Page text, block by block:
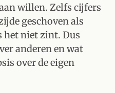
willen. Zelfs cijfers
geschoven als
het niet zint. Dus
anderen en wat
over de eigen